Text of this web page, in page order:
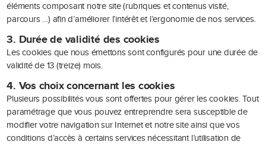
éléments composant notre site (rubriques et contenus visité,
parcours …) afin d’améliorer l’intérêt et l’ergonomie de nos services.
3. Durée de validité des cookies
Les cookies que nous émettons sont configurés pour une durée de
validité de 13 (treize) mois.
4. Vos choix concernant les cookies
Plusieurs possibilités vous sont offertes pour gérer les cookies. Tout
paramétrage que vous pouvez entreprendre sera susceptible de
modifier votre navigation sur Internet et notre site ainsi que vos
conditions d’accès à certains services nécessitant l’utilisation de